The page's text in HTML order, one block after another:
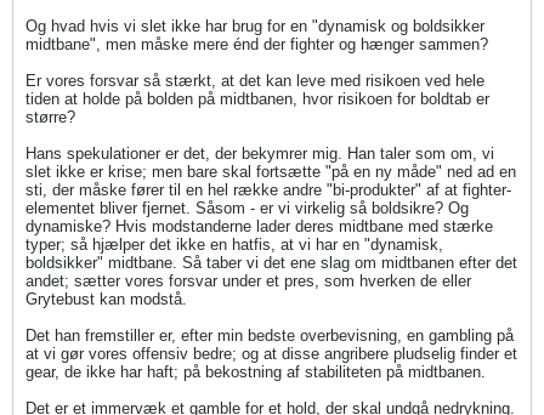
Og hvad hvis vi slet ikke har brug for en "dynamisk og boldsikker
midtbane", men måske mere énd der fighter og hænger sammen?
Er vores forsvar så stærkt, at det kan leve med risikoen ved hele
tiden at holde på bolden på midtbanen, hvor risikoen for boldtab er
større?
Hans spekulationer er det, der bekymrer mig. Han taler som om, vi
slet ikke er krise; men bare skal fortsætte "på en ny måde" ned ad en
sti, der måske fører til en hel række andre "bi-produkter" af at fighter-
elementet bliver fjernet. Såsom - er vi virkelig så boldsikre? Og
dynamiske? Hvis modstanderne lader deres midtbane med stærke
typer; så hjælper det ikke en hatfis, at vi har en "dynamisk,
boldsikker" midtbane. Så taber vi det ene slag om midtbanen efter det
andet; sætter vores forsvar under et pres, som hverken de eller
Grytebust kan modstå.
Det han fremstiller er, efter min bedste overbevisning, en gambling på
at vi gør vores offensiv bedre; og at disse angribere pludselig finder et
gear, de ikke har haft; på bekostning af stabiliteten på midtbanen.
Det er et immervæk et gamble for et hold, der skal undgå nedrykning.